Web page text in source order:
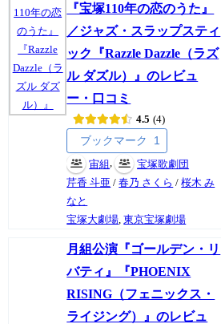
『宝塚110年の恋のうた』
／ジャズ・スラップスティ
ック『Razzle Dazzle（ラズ
ル ダズル）』のレビュ
ー・口コミ
4.5 4
ブックマーク 1
宙組 ,
宝塚歌劇団
芹香 斗亜 /春乃 さくら /桜木 み
なと
宝塚大劇場 ,東京宝塚劇場
月組公演『ゴールデン・リ
バティ』『PHOENIX
RISING（フェニックス・
ライジング）』のレビュ